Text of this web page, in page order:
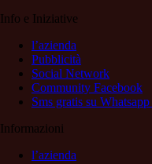
Info e Iniziative
l’azienda
Pubblicità
Social Network
Community Facebook
Sms gratis su
Informazioni
l’azienda